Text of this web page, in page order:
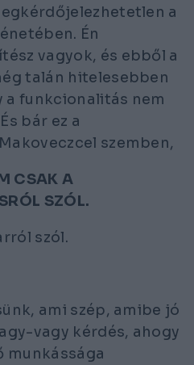
a
Én
vagyok, és ebből a
talán hitelesebben
a funkcionalitás nem
bár ez a
szemben,
CSAK A
SZÓL.
szól.
ami szép, amibe jó
vagy kérdés, ahogy
munkássága